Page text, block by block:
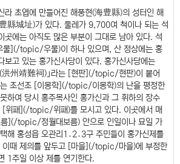
라 초엽에 만들어진 해풍현(海豊縣)의 성터인 해
縣城址)가 있다. 둘레가 9,700여 척이나 되는 석
곳에는 아직도 많은 부분이 그대로 남아 있다. 석
물](/topic/우물)이 하나 있으며, 산 정상에는 홍
보고 있는 홍가신사당이 있다. 홍가신사당에는
(洪州靖難祠)｣라는 [현판](/topic/현판)이 붙어
조선조 [이몽학](/topic/이몽학)의 난을 평정한
하여 당시 홍주목사인 홍가신과 그 휘하의 장수
[위패](/topic/위패)를 모시고 있다. 이곳에서 매
](/topic/정월대보름) 안으로 인일이나 묘일 가
해 홍성읍 오관리1․2․3구 주민들이 홍가신제를
이때 제의를 앞두고 [마을](/topic/마을)에 부정한
1주일 이상 제를 연기한다.